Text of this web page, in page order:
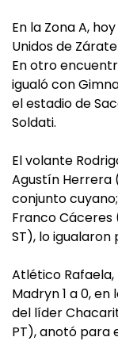
En la Zona A,
Unidos de
En otro
igualó con
el estadio de
Soldati.
El volante
Agustín Herrera
conjunto
Franco Cáceres
ST), lo igualaron
Atlético
Madryn 1 a 0,
del líder
PT), anotó para